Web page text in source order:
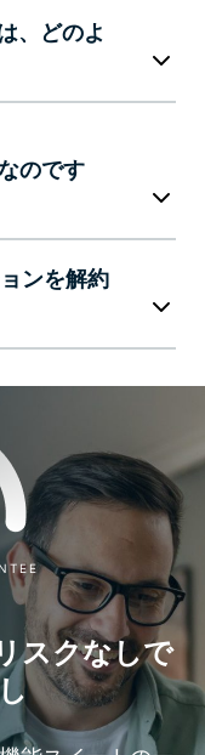
、どのよ
のです
ンを解約
スクなしで